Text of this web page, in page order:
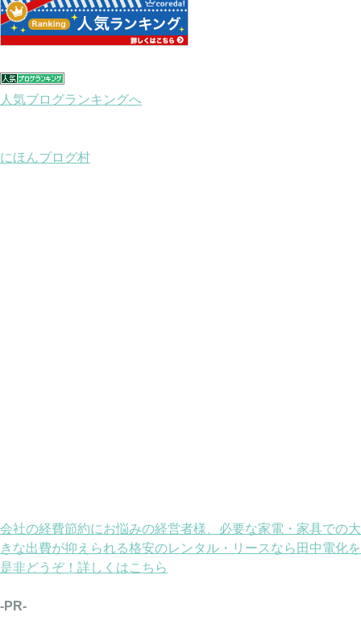
人気ブログランキングへ
にほんブログ村
会社の経費節約にお悩みの経営者様、必要な家電・家具での大
きな出費が抑えられる格安のレンタル・リースなら田中電化を
是非どうぞ！詳しくはこちら
-PR-